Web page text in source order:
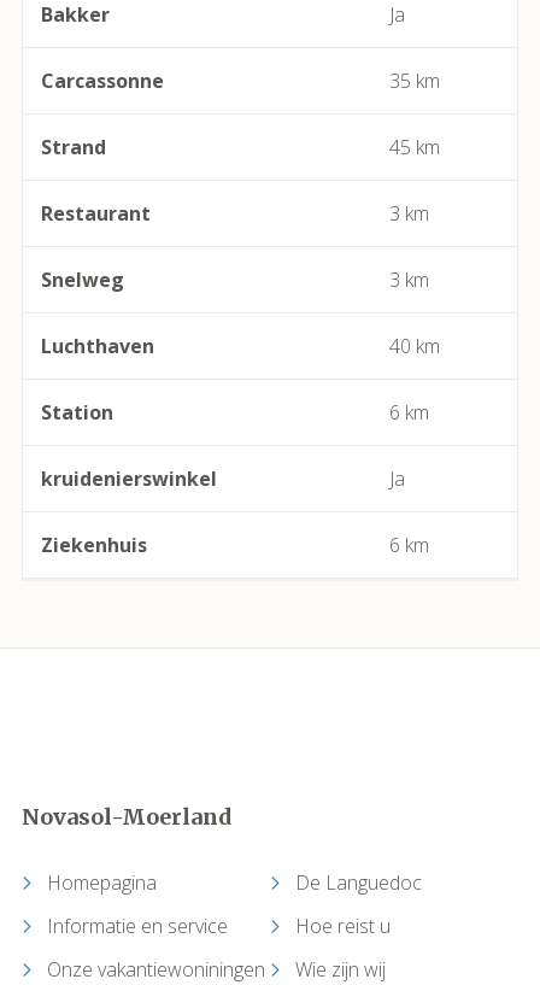
Béziers
Bize-Minervois
Boujan-sur-Libron
Boutenac
Cabrerolles
Cailhau
Camprafaud (Ferrières-Poussarou)
Castelnau-de-Guers
Caunes-Minervois
Bakker Ja
Carcassonne 35 km
Strand 45 km
Restaurant 3 km
Snelweg 3 km
Luchthaven 40 km
Station 6 km
kruidenierswinkel Ja
Ziekenhuis 6 km
Novasol-Moerland
Homepagina
De Languedoc
Informatie en service
Hoe reist u
Onze vakantiewoniningen
Wie zijn wij